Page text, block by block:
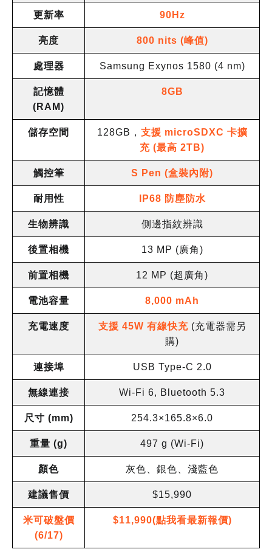
更新率 90Hz
亮度 800 nits (峰值)
處理器 Samsung Exynos 1580 (4 nm)
記憶體
(RAM)
8GB
儲存空間 128GB ， 支援 microSDXC 卡擴
充 (最高 2TB)
觸控筆 S Pen (盒裝內附)
耐用性 IP68 防塵防水
生物辨識 側邊指紋辨識
後置相機 13 MP (廣角)
前置相機 12 MP (超廣角)
電池容量 8,000 mAh
充電速度 支援 45W 有線快充(充電器需另
購)
連接埠 USB Type-C 2.0
無線連接 Wi-Fi 6, Bluetooth 5.3
尺寸 (mm) 254.3×165.8×6.0
重量 (g) 497 g (Wi-Fi)
顏色 灰色、銀色、淺藍色
建議售價 $15,990
米可破盤價
(6/17)
$11,990(點我看最新報價)